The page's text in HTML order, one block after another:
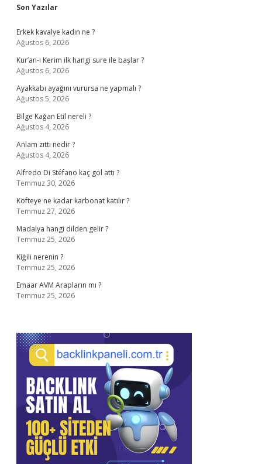
Sidebar
Son Yazılar
Erkek kavalye kadın ne ?
Ağustos 6, 2026
Kur’an-ı Kerim ilk hangi sure ile başlar ?
Ağustos 6, 2026
Ayakkabı ayağını vurursa ne yapmalı ?
Ağustos 5, 2026
Bilge Kağan Etil nereli ?
Ağustos 4, 2026
Anlam zıttı nedir ?
Ağustos 4, 2026
Alfredo Di Stéfano kaç gol attı ?
Temmuz 30, 2026
Köfteye ne kadar karbonat katılır ?
Temmuz 27, 2026
Madalya hangi dilden gelir ?
Temmuz 25, 2026
Kiğili nerenin ?
Temmuz 25, 2026
Emaar AVM Arapların mı ?
Temmuz 25, 2026